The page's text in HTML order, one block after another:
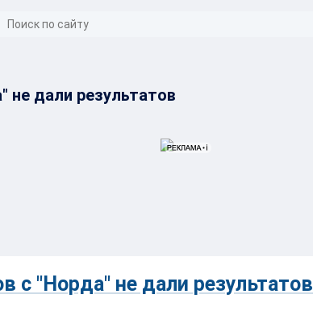
не дали результатов
с "Норда" не дали результатов